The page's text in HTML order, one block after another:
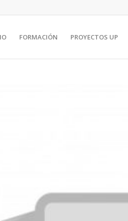
FORMACIÓN PROYECTOS UP